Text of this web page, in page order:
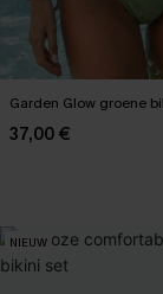
Garden Glow groene
37,00 €
NIEUW